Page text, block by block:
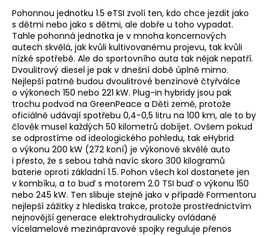
Pohonnou jednotku 1.5 eTSI zvolí ten, kdo chce jezdit jako
s dětmi nebo jako s dětmi, ale dobře u toho vypadat.
Tahle pohonná jednotka je v mnoha koncernových
autech skvělá, jak kvůli kultivovanému projevu, tak kvůli
nízké spotřebě. Ale do sportovního auta tak nějak nepatří.
Dvoulitrový diesel je pak v dnešní době úplně mimo.
Nejlepší patrně budou dvoulitrové benzínové čtyřválce
o výkonech 150 nebo 221 kW. Plug-in hybridy jsou pak
trochu podvod na GreenPeace a Děti země, protože
oficiálně udávají spotřebu 0,4-0,5 litru na 100 km, ale to by
člověk musel každých 50 kilometrů dobíjet. Ovšem pokud
se odprostíme od ideologického pohledu, tak eHybrid
o výkonu 200 kW (272 koní) je výkonově skvělé auto
i přesto, že s sebou tahá navíc skoro 300 kilogramů
baterie oproti základní 1.5. Pohon všech kol dostanete jen
v kombíku, a to buď s motorem 2.0 TSI buď o výkonu 150
nebo 245 kW. Ten slibuje stejně jako v případě Formentoru
nejlepší zážitky z hlediska trakce, protože prostřednictvím
nejnovější generace elektrohydraulicky ovládané
vícelamelové mezinápravové spojky reguluje přenos